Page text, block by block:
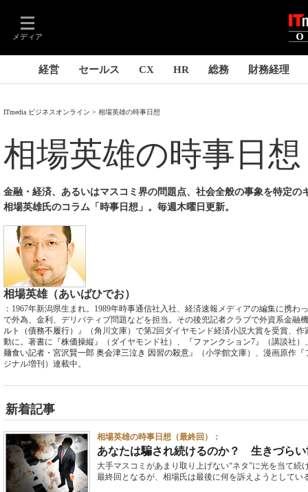
メディア
経営 セールス CX HR 総務 財務経理
ITmedia ビジネスオンライン 相場英雄の時事日想
相場英雄の時事日想
金融・経済、あるいはマスコミ界の問題点、社会全般の事象を特定の
相場英雄氏のコラム「時事日想」。毎週木曜日更新。
相場英雄（あいばひでお）
：1967年新潟県生まれ。1989年時事通信社入社、経済速報メディアの編集に携わ
で外為、金利、デリバティブ問題などを担当。その後兜記者クラブで外資系金融
ルト（債務不履行） 』（角川文庫）で第2回ダイヤモンド経済小説大賞を受賞、
動に。著書に『株価操縦』（ダイヤモンド社）、『ファンクション7』（講談社）
麺食い記者・宮沢賢一郎 奥会津三泣き 因習の殺意』（小学館文庫）、漫画原作
ジナル増刊）連載中。
新着記事
相場英雄の時事日想（最終回）：
あなたは騙され続けるのか？ 生きづら
大手マスコミがあまり取り上げない“ネタ”に光を当て
最終回となるが、相場氏は最後に何を訴えようとして